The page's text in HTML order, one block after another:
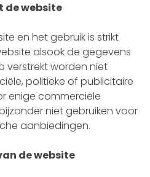
de website
en het gebruik is strikt
alsook de gegevens
verstrekt worden niet
politieke of publicitaire
enige commerciële
niet gebruiken voor
aanbiedingen.
de website